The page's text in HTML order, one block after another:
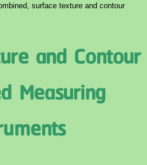
surface texture and contour
and Contour
Measuring